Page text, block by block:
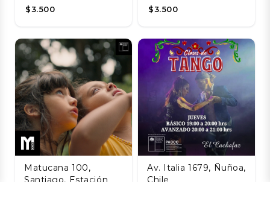
$3.500
$3.500
Matucana 100,
Santiago, Estación
Av. Italia 1679, Ñuñoa,
Chile